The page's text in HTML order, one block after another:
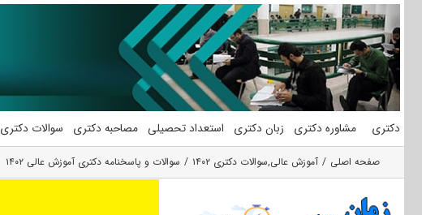
محتوا
دکتری مشاوره دکتری زبان دکتری استعداد تحصیلی مصاحبه دکتری سوالات دکتری
صفحه اصلی آموزش عالی,سوالات دکتری ۱۴۰۲ سوالات و پاسخنامه دکتری آموزش عالی ۱۴۰۲